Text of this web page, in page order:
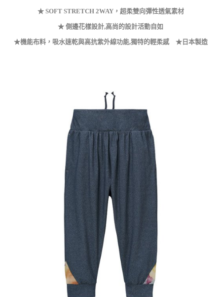
★ SOFT STRETCH 2WAY，超柔雙向彈性透氣素材
★ 側邊花樣設計,高尚的設計活動自如
★機能布料，吸水速乾與高抗紫外線功能,獨特的輕柔感 ★日本製造